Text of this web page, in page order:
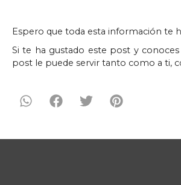
Espero que toda esta información te
Si te ha gustado este post y
post le puede servir tanto como a ti,